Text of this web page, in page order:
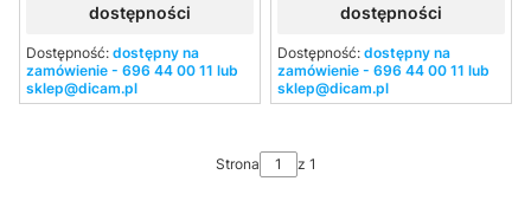
dostępności
Dostępność: dostępny na
zamówienie - 696 44 00 11 lub
sklep@dicam.pl
dostępności
Dostępność: dostępny na
zamówienie - 696 44 00 11 lub
sklep@dicam.pl
Strona z 1